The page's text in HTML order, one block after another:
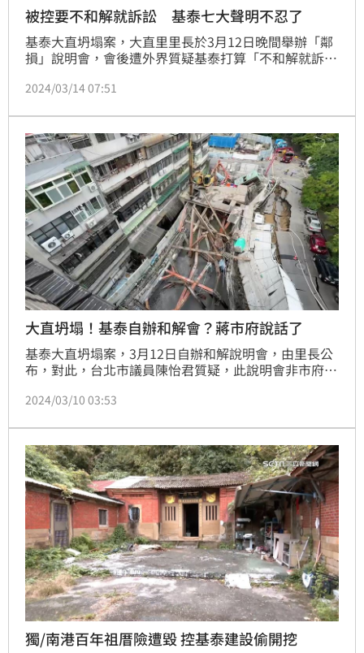
被控要不和解就訴訟 基泰七大聲明不忍了
基泰大直坍塌案，大直里里長於3月12日晚間舉辦「鄰
損」說明會，會後遭外界質疑基泰打算「不和解就訴
公會鑑定報告基礎上商談賠償，同時強調外界抹黑與不
里長和基泰建設名譽。(陳韋帆)
2024/03/14 07:51
大直坍塌！基泰自辦和解會？蔣市府說話了
基泰大直坍塌案，3月12日自辦和解說明會，由里長公
布，對此，台北市議員陳怡君質疑，此說明會非市府舉
「三大技師公會鑑定賠償金額」為和解條件的民眾，想
2024/03/10 03:53
獨/南港百年祖厝險遭毀 控基泰建設偷開挖